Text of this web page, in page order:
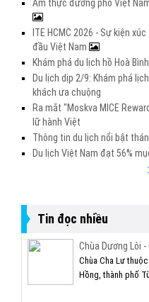
Ẩm thực đường phố Việt
ITE HCMC 2026 - Sự kiện
đầu Việt Nam
Khám phá du lịch hồ Hoà Bình
Du lịch dịp 2/9: Khám phá
khách ưa chuộng
Ra mắt "Moskva MICE
lữ hành Việt
Thông tin du lịch nổi bật
Du lịch Việt Nam đạt 56%
Tin đọc nhiều
Chùa Dương Lôi -
Chùa Cha Lư
Hồng, thành phố